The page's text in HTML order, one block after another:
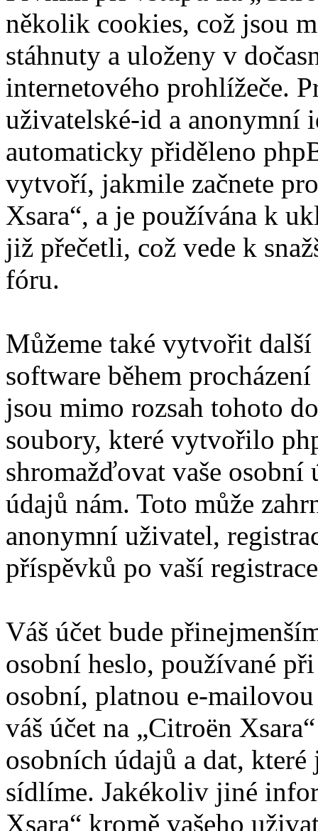
několik cookies, což jsou
stáhnuty a uloženy v
internetového prohlížeče.
uživatelské-id a anonymní
automaticky přiděleno
vytvoří, jakmile začnete
Xsara“, a je používána k
již přečetli, což vede k
fóru.
Můžeme také vytvořit
software během
jsou mimo rozsah tohoto
soubory, které vytvořilo
shromažďovat vaše osobní
údajů nám. Toto může
anonymní uživatel,
příspěvků po vaší
Váš účet bude
osobní heslo, používané
osobní, platnou e-
váš účet na „Citroën
osobních údajů a dat,
sídlíme. Jakékoliv jiné
Xsara“ kromě vašeho